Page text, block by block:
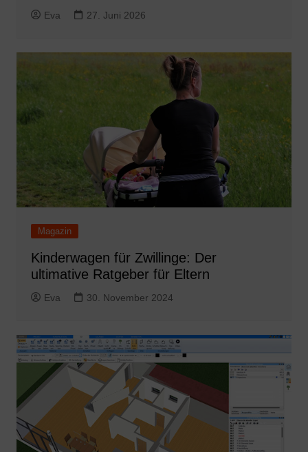
Eva 27. Juni 2026
Magazin
Kinderwagen für Zwillinge: Der
ultimative Ratgeber für Eltern
Eva 30. November 2024